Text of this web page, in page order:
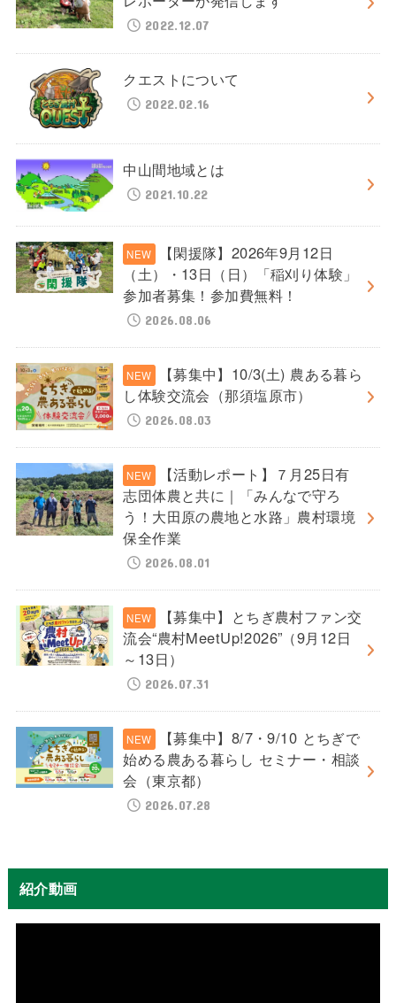
2022.12.07
クエストについて
2022.02.16
中山間地域とは
2021.10.22
【閑援隊】2026年9月12日
（土）・13日（日）「稲刈り体験」
参加者募集！参加費無料！
2026.08.06
【募集中】10/3(土) 農ある暮ら
し体験交流会（那須塩原市）
2026.08.03
【活動レポート】７月25日有
志団体農と共に｜「みんなで守ろ
う！大田原の農地と水路」農村環境
保全作業
2026.08.01
【募集中】とちぎ農村ファン交
流会“農村MeetUp!2026”（9月12日
～13日）
2026.07.31
【募集中】8/7・9/10 とちぎで
始める農ある暮らし セミナー・相談
会（東京都）
2026.07.28
紹介動画